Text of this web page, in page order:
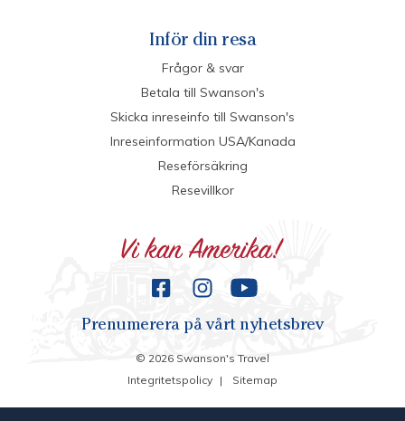
Inför din resa
Frågor & svar
Betala till Swanson's
Skicka inreseinfo till Swanson's
Inreseinformation USA/Kanada
Reseförsäkring
Resevillkor
Prenumerera på vårt nyhetsbrev
© 2026 Swanson's Travel
Integritetspolicy | Sitemap